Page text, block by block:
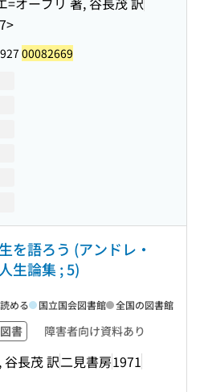
00082669
を語ろう (アンドレ・
生論集 ; 5)
図書 障害者向け資料あり
谷長茂 訳二見書房1971
める 国立国会図書館 全国の図書館